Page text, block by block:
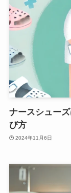
ナースシュー
び方
2024年11月6日